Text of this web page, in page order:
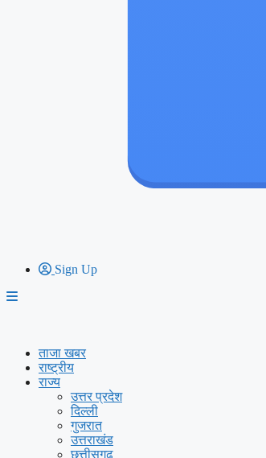
Sign Up
ताजा खबर
राष्ट्रीय
राज्य
उत्तर प्रदेश
दिल्ली
गुजरात
उत्तराखंड
छत्तीसगढ़